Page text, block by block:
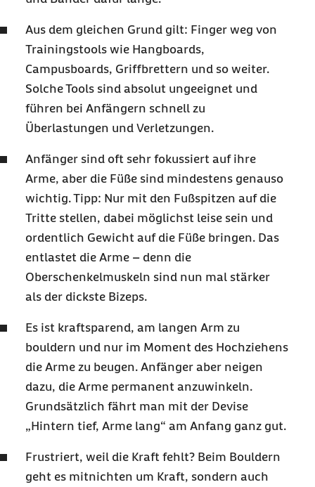
Aus dem gleichen Grund gilt: Finger weg von
Trainingstools wie Hangboards,
Campusboards, Griffbrettern und so weiter.
Solche Tools sind absolut ungeeignet und
führen bei Anfängern schnell zu
Überlastungen und Verletzungen.
Anfänger sind oft sehr fokussiert auf ihre
Arme, aber die Füße sind mindestens genauso
wichtig. Tipp: Nur mit den Fußspitzen auf die
Tritte stellen, dabei möglichst leise sein und
ordentlich Gewicht auf die Füße bringen. Das
entlastet die Arme – denn die
Oberschenkelmuskeln sind nun mal stärker
als der dickste Bizeps.
Es ist kraftsparend, am langen Arm zu
bouldern und nur im Moment des Hochziehens
die Arme zu beugen. Anfänger aber neigen
dazu, die Arme permanent anzuwinkeln.
Grundsätzlich fährt man mit der Devise
„Hintern tief, Arme lang“ am Anfang ganz gut.
Frustriert, weil die Kraft fehlt? Beim Bouldern
geht es mitnichten um Kraft, sondern auch